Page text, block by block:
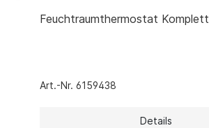
Feuchtraumthermostat Komplett
Art.-Nr. 6159438
Details